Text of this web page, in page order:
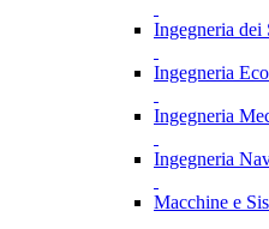
Ingegneria dei
Ingegneria
Ingegneria
Ingegneria
Macchine e